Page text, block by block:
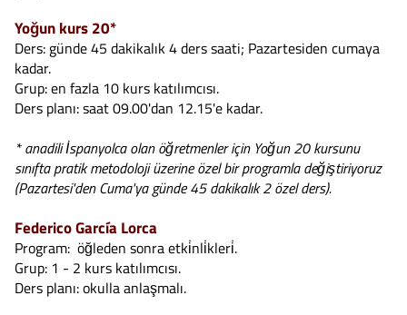
Yoğun kurs 20*
Ders: günde 45 dakikalık 4 ders saati; Pazartesiden cumaya
kadar.
Grup: en fazla 10 kurs katılımcısı.
Ders planı: saat 09.00'dan 12.15'e kadar.
* anadili İspanyolca olan öğretmenler için Yoğun 20 kursunu
sınıfta pratik metodoloji üzerine özel bir programla değiştiriyoruz
(Pazartesi'den Cuma'ya günde 45 dakikalık 2 özel ders).
Federico García Lorca
Program: öğleden sonra etki̇nli̇kleri̇.
Grup: 1 - 2 kurs katılımcısı.
Ders planı: okulla anlaşmalı.